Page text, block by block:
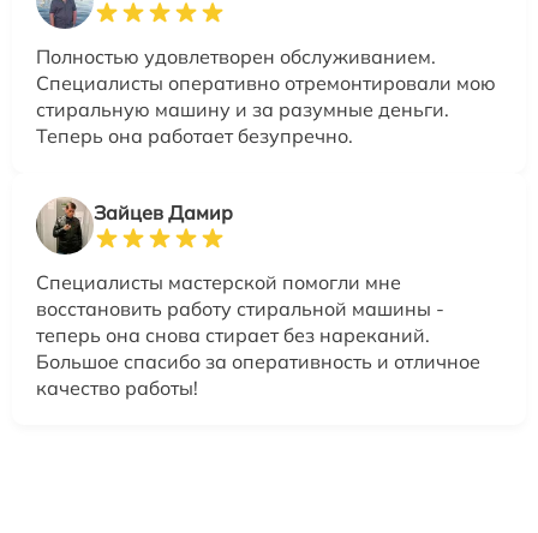
Полностью удовлетворен обслуживанием.
Специалисты оперативно отремонтировали мою
стиральную машину и за разумные деньги.
Теперь она работает безупречно.
Зайцев Дамир
Специалисты мастерской помогли мне
восстановить работу стиральной машины -
теперь она снова стирает без нареканий.
Большое спасибо за оперативность и отличное
качество работы!